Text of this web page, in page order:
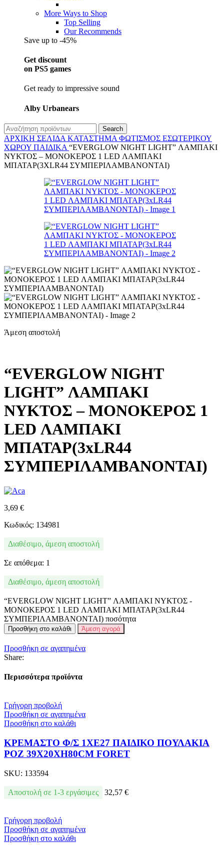
More Ways to Shop
Top Selling
Our Recommends
Save up to -45%
Get discount
on PS5 games
Get ready to impressive sound
Alby Urbanears
Search
ΑΡΧΙΚΉ ΣΕΛΊΔΑ ΚΑΤΆΣΤΗΜΑ ΦΩΤΙΣΜΌΣ ΕΣΩΤΕΡΙΚΟΎ
ΧΏΡΟΥ ΠΑΙΔΙΚΆ “EVERGLOW NIGHT LIGHT” ΛΑΜΠΑΚΙ
ΝΥΚΤΟΣ – ΜΟΝΟΚΕΡΟΣ 1 LED ΛΑΜΠΑΚΙ
ΜΠΑΤΑΡ(3XLR44 ΣΥΜΠΕΡΙΛΑΜΒΑΝΟΝΤΑΙ)
Άμεση αποστολή
“EVERGLOW NIGHT
LIGHT” ΛΑΜΠΑΚΙ
ΝΥΚΤΟΣ – ΜΟΝΟΚΕΡΟΣ 1
LED ΛΑΜΠΑΚΙ
ΜΠΑΤΑΡ(3xLR44
ΣΥΜΠΕΡΙΛΑΜΒΑΝΟΝΤΑΙ)
3,69 €
Κωδικός: 134981
Διαθέσιμο, άμεση αποστολή
Σε απόθεμα: 1
Διαθέσιμο, άμεση αποστολή
“EVERGLOW NIGHT LIGHT” ΛΑΜΠΑΚΙ ΝΥΚΤΟΣ -
ΜΟΝΟΚΕΡΟΣ 1 LED ΛΑΜΠΑΚΙ ΜΠΑΤΑΡ(3xLR44
ΣΥΜΠΕΡΙΛΑΜΒΑΝΟΝΤΑΙ) ποσότητα
Προσθήκη στο καλάθι Άμεση αγορά
Προσθήκη σε αγαπημένα
Share:
Περισσότερα προϊόντα
Γρήγορη προβολή
Προσθήκη σε αγαπημένα
Προσθήκη στο καλάθι
ΚΡΕΜΑΣΤΟ Φ/Σ 1ΧΕ27 ΠΑΙΔΙΚΟ ΠΟΥΛΑΚΙΑ
ΡΟΖ 39Χ20ΧΗ80CM FORET
SKU: 133594
Αποστολή σε 1-3 εργάσιμες 32,57 €
Γρήγορη προβολή
Προσθήκη σε αγαπημένα
Προσθήκη στο καλάθι